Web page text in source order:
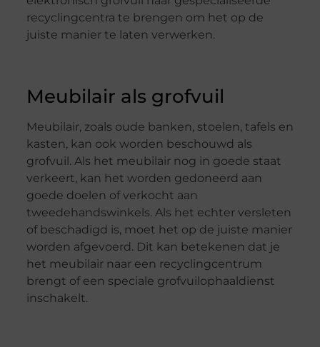
recyclingcentra te brengen om het op de
juiste manier te laten verwerken.
Meubilair als grofvuil
Meubilair, zoals oude banken, stoelen, tafels en
kasten, kan ook worden beschouwd als
grofvuil. Als het meubilair nog in goede staat
verkeert, kan het worden gedoneerd aan
goede doelen of verkocht aan
tweedehandswinkels. Als het echter versleten
of beschadigd is, moet het op de juiste manier
worden afgevoerd. Dit kan betekenen dat je
het meubilair naar een recyclingcentrum
brengt of een speciale grofvuilophaaldienst
inschakelt.